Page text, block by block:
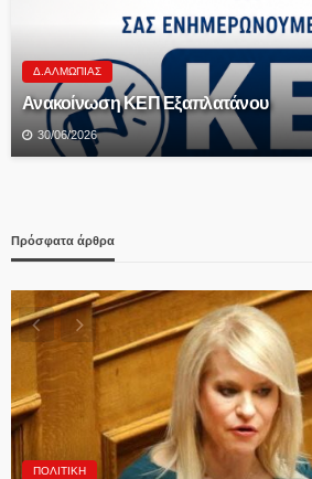
Δ.ΑΛΜΩΠΊΑΣ
Ανακοίνωση ΚΕΠ Εξαπλατάνου
30/06/2026
Πρόσφατα άρθρα
ΠΟΛΙΤΙΚΉ